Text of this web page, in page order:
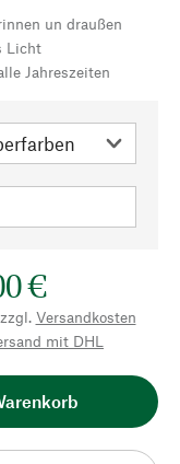
un draußen
Licht
Jahreszeiten
€
Versandkosten
mit DHL